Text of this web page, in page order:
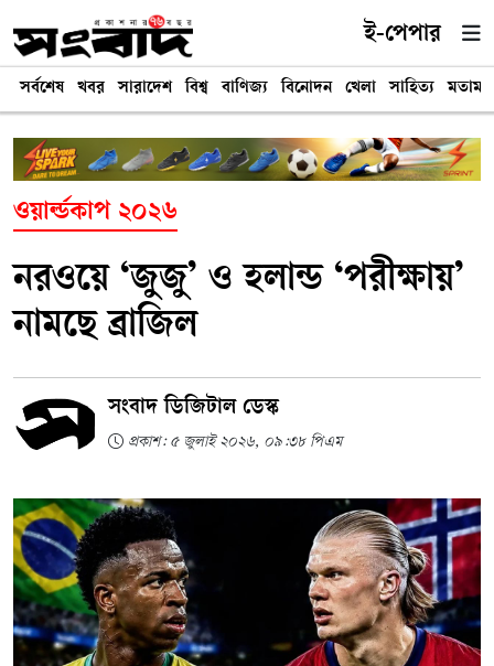
ই-পেপার
সর্বশেষ খবর সারাদেশ বিশ্ব বাণিজ্য বিনোদন খেলা সাহিত্য মতামত
ওয়ার্ল্ডকাপ ২০২৬
নরওয়ে ‘জুজু’ ও হলান্ড ‘পরীক্ষায়’
নামছে ব্রাজিল
সংবাদ ডিজিটাল ডেস্ক
প্রকাশ: ৫ জুলাই ২০২৬, ০৯:৩৮ পিএম